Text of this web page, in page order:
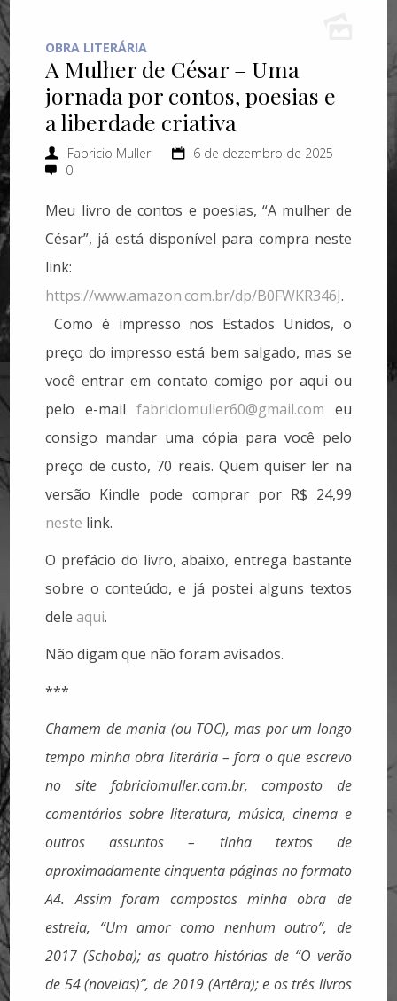
OBRA LITERÁRIA
A Mulher de César – Uma
jornada por contos, poesias e
a liberdade criativa
Fabricio Muller
6 de dezembro de 2025
0
Meu livro de contos e poesias, “A mulher de
César”, já está disponível para compra neste
link:
https://www.amazon.com.br/dp/B0FWKR346J.
Como é impresso nos Estados Unidos, o
preço do impresso está bem salgado, mas se
você entrar em contato comigo por aqui ou
pelo e-mail fabriciomuller60@gmail.com eu
consigo mandar uma cópia para você pelo
preço de custo, 70 reais. Quem quiser ler na
versão Kindle pode comprar por R$ 24,99
neste link.
O prefácio do livro, abaixo, entrega bastante
sobre o conteúdo, e já postei alguns textos
deleaqui.
Não digam que não foram avisados.
***
Chamem de mania (ou TOC), mas por um longo
tempo minha obra literária – fora o que escrevo
no site fabriciomuller.com.br, composto de
comentários sobre literatura, música, cinema e
outros assuntos – tinha textos de
aproximadamente cinquenta páginas no formato
A4. Assim foram compostos minha obra de
estreia, “Um amor como nenhum outro”, de
2017 (Schoba); as quatro histórias de “O verão
de 54 (novelas)”, de 2019 (Artêra); e os três livros